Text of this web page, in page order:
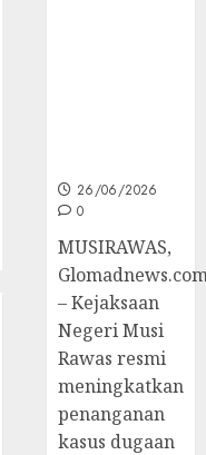
26/06/2026
0
MUSIRAWAS,
– Kejaksaan
Negeri Musi
Rawas resmi
meningkatkan
penanganan
kasus dugaan